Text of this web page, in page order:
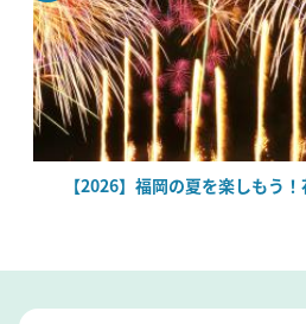
【2026】福岡の夏を楽しもう